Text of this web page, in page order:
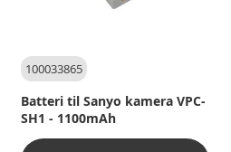
100033865
Batteri til Sanyo kamera VPC-
SH1 - 1100mAh